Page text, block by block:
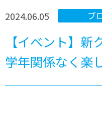
ブ
2024.06.05
【イベント】新
学年関係なく楽